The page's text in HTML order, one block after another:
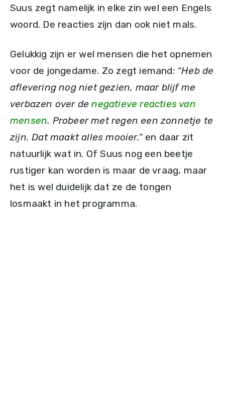
Suus zegt namelijk in elke zin wel een Engels
woord. De reacties zijn dan ook niet mals.
Gelukkig zijn er wel mensen die het opnemen
voor de jongedame. Zo zegt iemand: “Heb de
aflevering nog niet gezien, maar blijf me
verbazen over denegatieve reacties van
mensen. Probeer met regen een zonnetje te
zijn. Dat maakt alles mooier.” en daar zit
natuurlijk wat in. Of Suus nog een beetje
rustiger kan worden is maar de vraag, maar
het is wel duidelijk dat ze de tongen
losmaakt in het programma.